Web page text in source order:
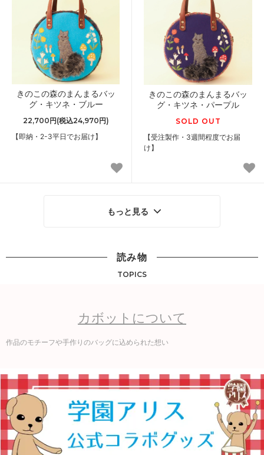
きのこの森のまんまるバッ
グ・キツネ・ブルー
22,700円(税込24,970円)
【即納・2-3平日でお届け】
きのこの森のまんまるバッ
グ・キツネ・パープル
SOLD OUT
【受注製作・3週間程度でお届
け】
もっと見る
読み物
TOPICS
カボットについて
作品のモチーフや手作りのバッグに込められた想い